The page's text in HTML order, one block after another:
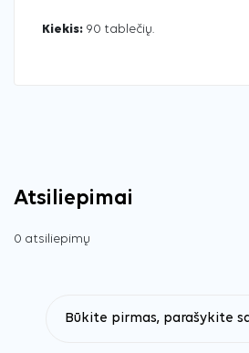
Kiekis: 90 tablečių.
Atsiliepimai
0 atsiliepimų
Būkite pirmas, parašykite